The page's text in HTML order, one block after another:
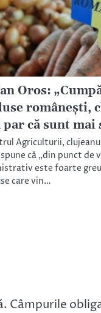
Oros:
româneşti,
par că sunt mai
Agriculturii,
că „din punct de
este foarte
care vin…
Câmpurile